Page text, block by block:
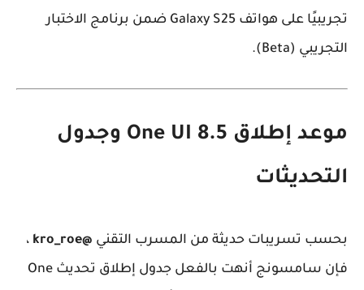
تجريبيًا على هواتف Galaxy S25 ضمن برنامج الاختبار
التجريبي (Beta).
موعد إطلاق One UI 8.5 وجدول
التحديثات
بحسب تسريبات حديثة من المسرب التقني @kro_roe
،
فإن سامسونج أنهت بالفعل جدول إطلاق تحديث One